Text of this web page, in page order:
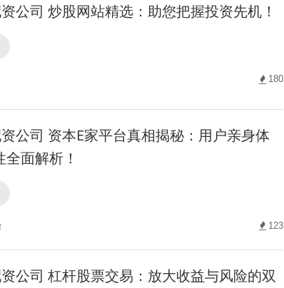
公司 炒股网站精选：助您把握投资先机！
180
公司 资本E家平台真相揭秘：用户亲身体
面解析！
123
公司 杠杆股票交易：放大收益与风险的双